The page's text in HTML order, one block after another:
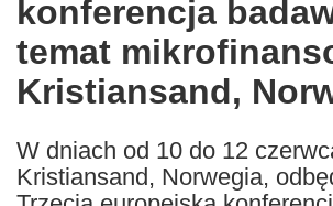
following
languages:
konferencja
temat
Kristiansand,
W dniach od 10 do 12
Kristiansand, Norwegia,